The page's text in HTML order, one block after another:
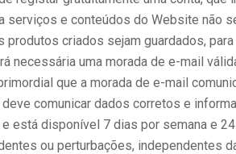
serviços e conteúdos do Website
produtos criados sejam guardados,
necessária uma morada de e-mail
que a morada de e-mail
comunicar dados corretos e
está disponível 7 dias por semana e
ou perturbações, independentes